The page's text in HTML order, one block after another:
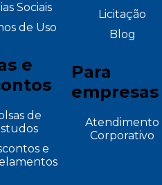
Sociais
de Uso
e
de
e
Licitação
Blog
Para
empresas
Atendimento
Corporativo